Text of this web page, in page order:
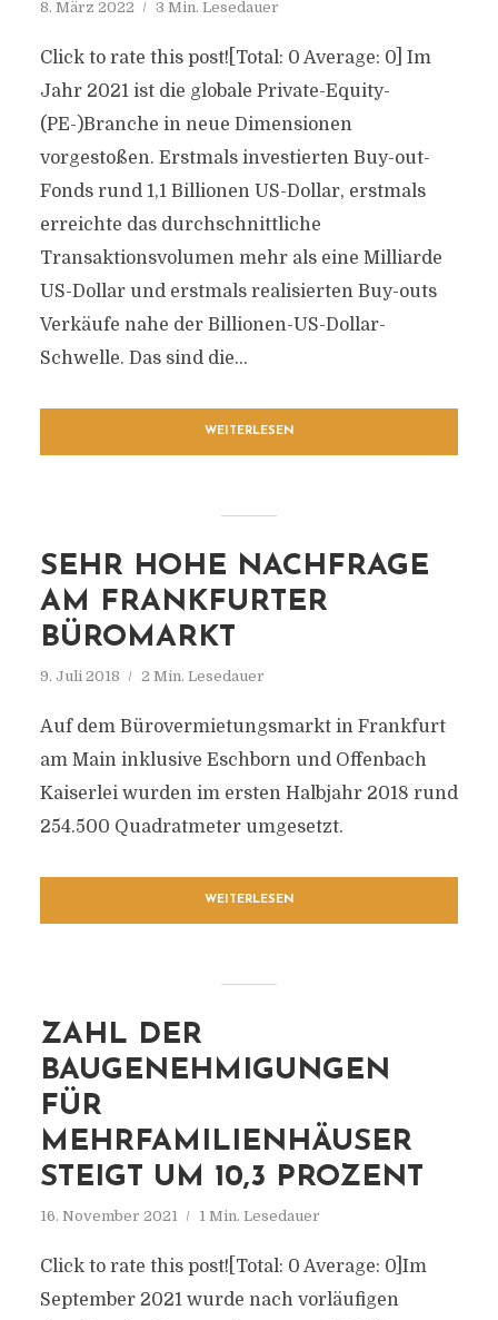
8. März 2022 3 Min. Lesedauer
Click to rate this post![Total: 0 Average: 0] Im
Jahr 2021 ist die globale Private-Equity-
(PE-)Branche in neue Dimensionen
vorgestoßen. Erstmals investierten Buy-out-
Fonds rund 1,1 Billionen US-Dollar, erstmals
erreichte das durchschnittliche
Transaktionsvolumen mehr als eine Milliarde
US-Dollar und erstmals realisierten Buy-outs
Verkäufe nahe der Billionen-US-Dollar-
Schwelle. Das sind die...
WEITERLESEN
SEHR HOHE NACHFRAGE
AM FRANKFURTER
BÜROMARKT
9. Juli 2018 2 Min. Lesedauer
Auf dem Bürovermietungsmarkt in Frankfurt
am Main inklusive Eschborn und Offenbach
Kaiserlei wurden im ersten Halbjahr 2018 rund
254.500 Quadratmeter umgesetzt.
WEITERLESEN
ZAHL DER
BAUGENEHMIGUNGEN
FÜR
MEHRFAMILIENHÄUSER
STEIGT UM 10,3 PROZENT
16. November 2021 1 Min. Lesedauer
Click to rate this post![Total: 0 Average: 0]Im
September 2021 wurde nach vorläufigen